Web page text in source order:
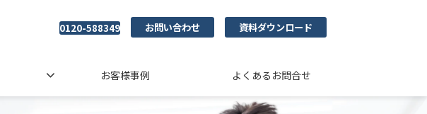
0120-588349 お問い合わせ 資料ダウンロード
お客様事例 よくあるお問合せ